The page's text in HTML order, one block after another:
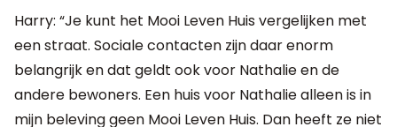
Harry: “Je kunt het Mooi Leven Huis vergelijken met
een straat. Sociale contacten zijn daar enorm
belangrijk en dat geldt ook voor Nathalie en de
andere bewoners. Een huis voor Nathalie alleen is in
mijn beleving geen Mooi Leven Huis. Dan heeft ze niet